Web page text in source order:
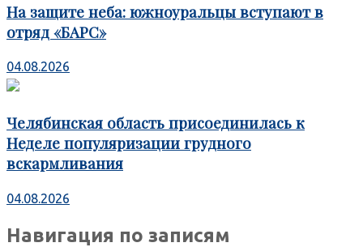
На защите неба: южноуральцы вступают в
отряд «БАРС»
04.08.2026
Челябинская область присоединилась к
Неделе популяризации грудного
вскармливания
04.08.2026
Навигация по записям